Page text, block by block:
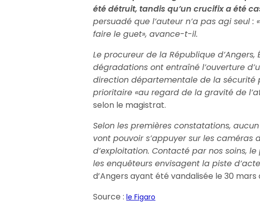
été détruit, tandis qu’un crucifix a été
persuadé que l’auteur n’a pas agi seul
faire le guet», avance-t-il.
Le procureur de la République
dégradations ont entraîné l’ouverture
direction départementale de la sécurité
prioritaire «au regard de la gravité de
selon le magistrat.
Selon les premières constatations,
vont pouvoir s’appuyer sur les
d’exploitation. Contacté par nos soins,
les enquêteurs envisagent la piste
d’Angers ayant été vandalisée le 30 mars
Source :le Figaro